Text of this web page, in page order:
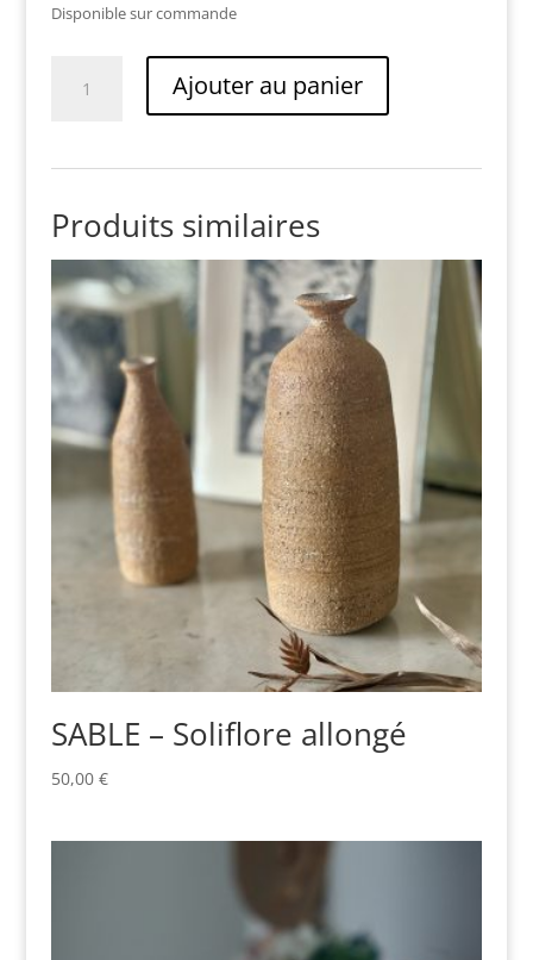
Disponible sur commande
Ajouter au panier
Produits similaires
SABLE – Soliflore allongé
50,00 €